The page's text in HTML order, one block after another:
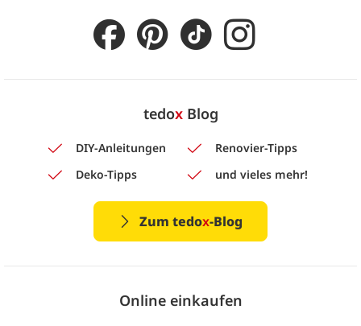
tedoxBlog
DIY-Anleitungen
Renovier-Tipps
Deko-Tipps
und vieles mehr!
Zum tedox-Blog
Online einkaufen